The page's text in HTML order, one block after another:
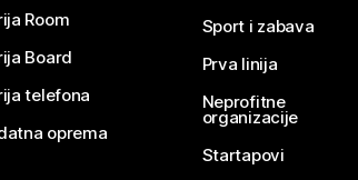
Room
Board
telefona
oprema
Sport i zabava
Prva linija
Neprofitne
organizacije
Startapovi